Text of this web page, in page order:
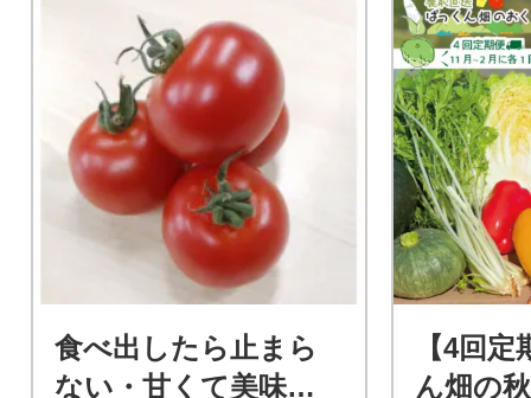
食べ出したら止まら
ない・甘くて美味し
【4回
ん畑の